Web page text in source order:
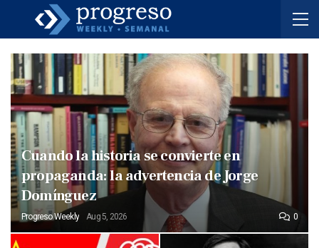
Cuando la historia se convierte en
propaganda: la advertencia de Jorge
Domínguez
Progreso Weekly Aug 5, 2026 0